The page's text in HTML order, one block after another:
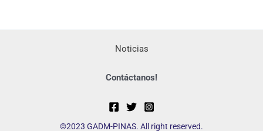
Noticias
Contáctanos!
©2023 GADM-PINAS. All right reserved.